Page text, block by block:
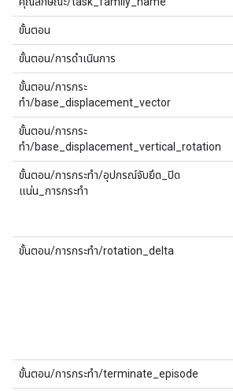
ขั้นตอน
ขั้นตอน/การดำเนินการ
ขั้นตอน/การกระ
ทำ/base_displacement_vector
ขั้นตอน/การกระ
ทำ/base_displacement_vertical_rotation
ขั้นตอน/การกระทำ/อุปกรณ์จับยึด_ปิด
แน่น_การกระทำ
ขั้นตอน/การกระทำ/rotation_delta
ขั้นตอน/การกระทำ/terminate_episode